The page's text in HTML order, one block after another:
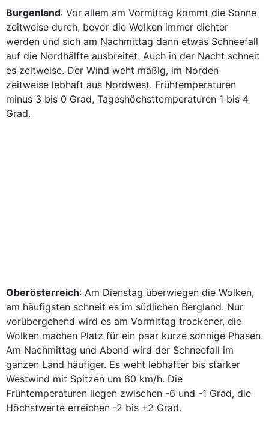
Burgenland: Vor allem am Vormittag kommt die Sonne
zeitweise durch, bevor die Wolken immer dichter
werden und sich am Nachmittag dann etwas Schneefall
auf die Nordhälfte ausbreitet. Auch in der Nacht schneit
es zeitweise. Der Wind weht mäßig, im Norden
zeitweise lebhaft aus Nordwest. Frühtemperaturen
minus 3 bis 0 Grad, Tageshöchsttemperaturen 1 bis 4
Grad.
Oberösterreich: Am Dienstag überwiegen die Wolken,
am häufigsten schneit es im südlichen Bergland. Nur
vorübergehend wird es am Vormittag trockener, die
Wolken machen Platz für ein paar kurze sonnige Phasen.
Am Nachmittag und Abend wird der Schneefall im
ganzen Land häufiger. Es weht lebhafter bis starker
Westwind mit Spitzen um 60 km/h. Die
Frühtemperaturen liegen zwischen -6 und -1 Grad, die
Höchstwerte erreichen -2 bis +2 Grad.